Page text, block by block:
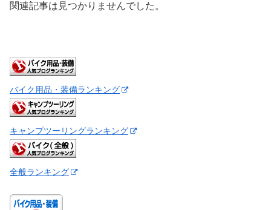
関連記事は見つかりませんでした。
バイク用品・装備ランキング
キャンプツーリングランキング
全般ランキング